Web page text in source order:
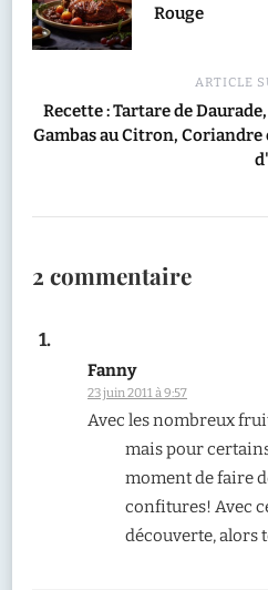
Rouge
ARTICLE
Recette : Tartare de
Gambas au Citron, Coriandre
2 commentaire
Fanny
23 juin 2011 à 9:57
Avec les nombreux
mais pour
moment de faire
confitures! Avec
découverte, alors